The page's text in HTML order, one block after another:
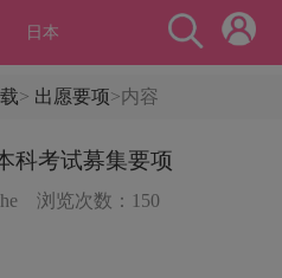
日本
> 出愿要项>内容
科考试募集要项
浏览次数：150